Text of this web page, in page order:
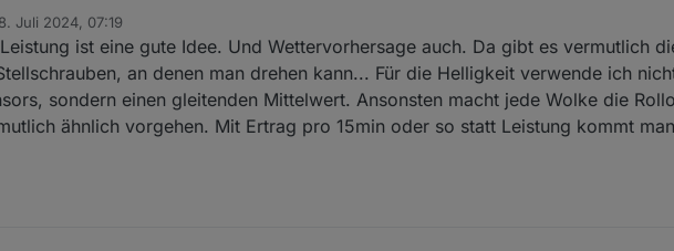
Uhrzeit. Zur genannten Uhrzeit (je nach Ausrichung 9:30 oder 11:30) schaue ich
die Tageshöchsttemperatur über 23°C steigt, schließe ich den Laden auf 90%. Am späten
wieder hoch.
Wettervorhersage zu diesem späten Zeitpunkt ist ziemlich präzise. Um die Helligkeit
PV Ertrag mit berücksichtigen. Von Eurer eigenen Anlage könnt Ihr sicher gut einschätzen, wie
abhängig vom PV Ertrag ist. Für mich funktioniert diese einfache zeit- und
aber recht gut.
Juli 2024, 07:19
von
ist eine gute Idee. Und Wettervorhersage auch. Da gibt es vermutlich
an denen man drehen kann... Für die Helligkeit verwende ich
sondern einen gleitenden Mittelwert. Ansonsten macht jede Wolke die
ähnlich vorgehen. Mit Ertrag pro 15min oder so statt Leistung kommt